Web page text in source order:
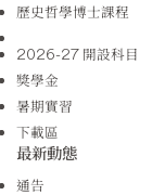
歷史哲學博士課程
2026-27 開設科目
獎學金
暑期實習
下載區
最新動態
通告